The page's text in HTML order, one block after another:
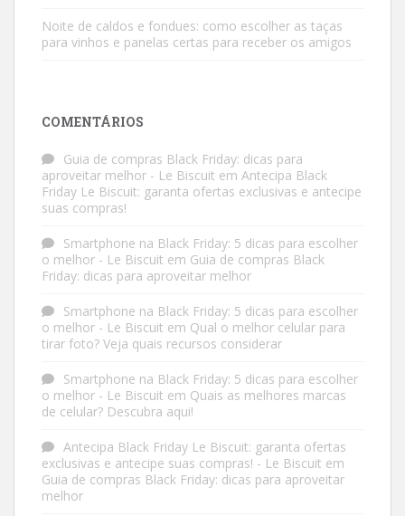
Noite de caldos e fondues: como escolher as taças
para vinhos e panelas certas para receber os amigos
COMENTÁRIOS
Guia de compras Black Friday: dicas para
aproveitar melhor - Le Biscuit em Antecipa Black
Friday Le Biscuit: garanta ofertas exclusivas e antecipe
suas compras!
Smartphone na Black Friday: 5 dicas para escolher
o melhor - Le Biscuit em Guia de compras Black
Friday: dicas para aproveitar melhor
Smartphone na Black Friday: 5 dicas para escolher
o melhor - Le Biscuit em Qual o melhor celular para
tirar foto? Veja quais recursos considerar
Smartphone na Black Friday: 5 dicas para escolher
o melhor - Le Biscuit em Quais as melhores marcas
de celular? Descubra aqui!
Antecipa Black Friday Le Biscuit: garanta ofertas
exclusivas e antecipe suas compras! - Le Biscuit em
Guia de compras Black Friday: dicas para aproveitar
melhor